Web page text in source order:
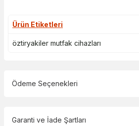
Ürün Etiketleri
öztiryakiler mutfak cihazları
Ödeme Seçenekleri
Garanti ve İade Şartları